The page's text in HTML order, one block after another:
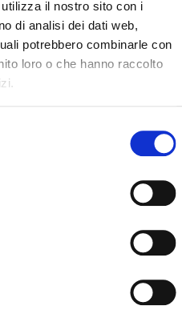
il nostro sito con i
di analisi dei dati web,
potrebbero combinarle con
loro o che hanno raccolto
903
904
929
944